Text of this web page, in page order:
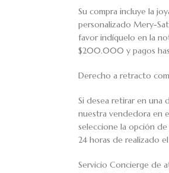
Su compra incluye la
personalizado Mery-
favor indíquelo en la
$200.000 y pagos
Derecho a retracto
Si desea retirar en una
nuestra vendedora en
seleccione la opción
24 horas de realizado
Servicio Concierge de